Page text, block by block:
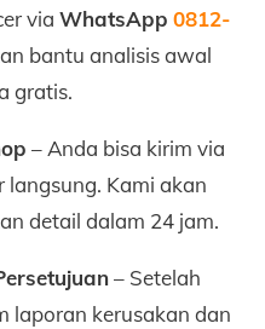
via WhatsApp 0812-
bantu analisis awal
gratis.
– Anda bisa kirim via
langsung. Kami akan
detail dalam 24 jam.
– Setelah
laporan kerusakan dan